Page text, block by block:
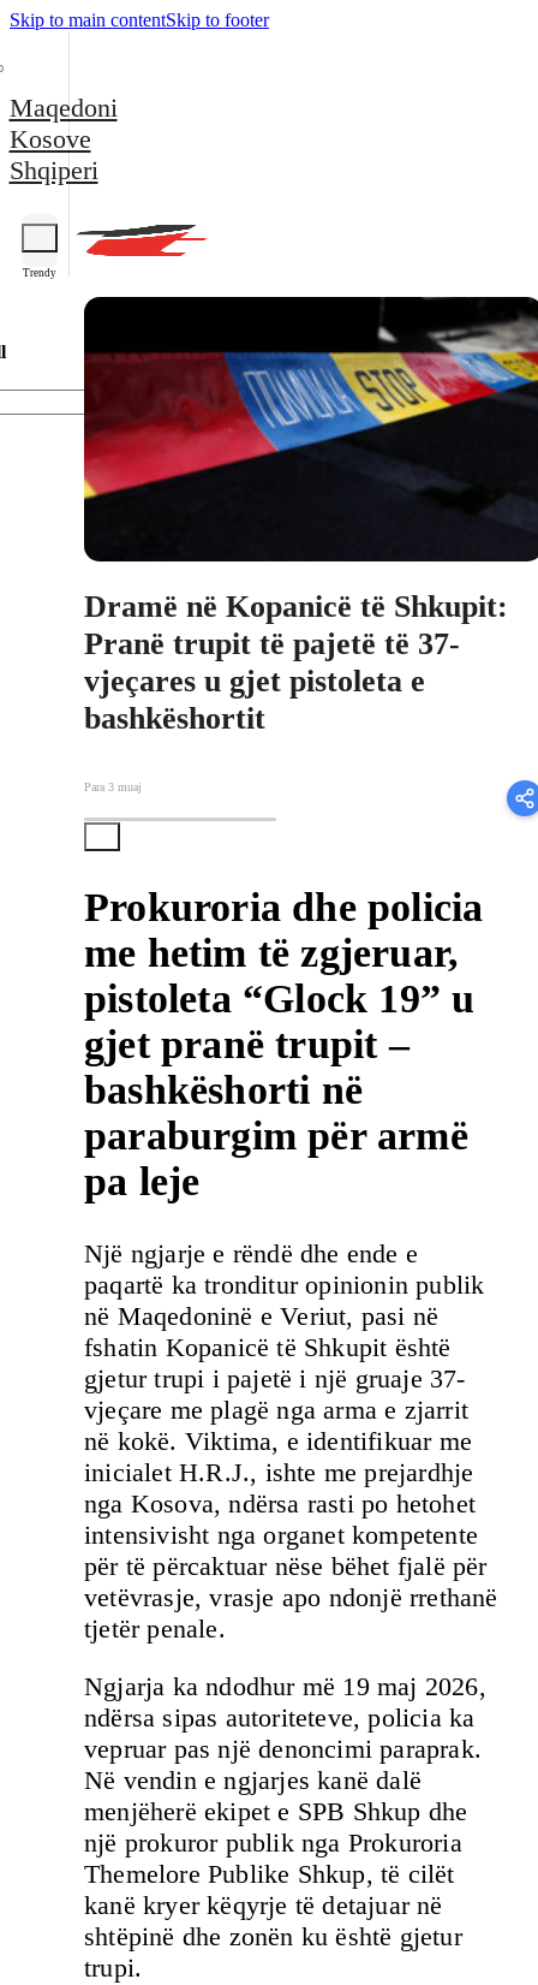
Skip to main contentSkip to footer
Maqedoni
Kosove
Shqiperi
Trendy
Dramë në Kopanicë të Shkupit:
Pranë trupit të pajetë të 37-
vjeçares u gjet pistoleta e
bashkëshortit
Para 3 muaj
Prokuroria dhe policia
me hetim të zgjeruar,
pistoleta “Glock 19” u
gjet pranë trupit –
bashkëshorti në
paraburgim për armë
pa leje
Një ngjarje e rëndë dhe ende e
paqartë ka tronditur opinionin publik
në Maqedoninë e Veriut, pasi në
fshatin Kopanicë të Shkupit është
gjetur trupi i pajetë i një gruaje 37-
vjeçare me plagë nga arma e zjarrit
në kokë. Viktima, e identifikuar me
inicialet H.R.J., ishte me prejardhje
nga Kosova, ndërsa rasti po hetohet
intensivisht nga organet kompetente
për të përcaktuar nëse bëhet fjalë për
vetëvrasje, vrasje apo ndonjë rrethanë
tjetër penale.
Ngjarja ka ndodhur më 19 maj 2026,
ndërsa sipas autoriteteve, policia ka
vepruar pas një denoncimi paraprak.
Në vendin e ngjarjes kanë dalë
menjëherë ekipet e SPB Shkup dhe
një prokuror publik nga Prokuroria
Themelore Publike Shkup, të cilët
kanë kryer këqyrje të detajuar në
shtëpinë dhe zonën ku është gjetur
trupi.